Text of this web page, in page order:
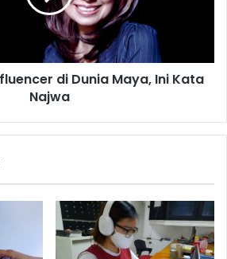
di Dunia Maya, Ini Kata
Najwa